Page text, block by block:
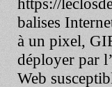
balises
à un pixel,
déployer par
Web